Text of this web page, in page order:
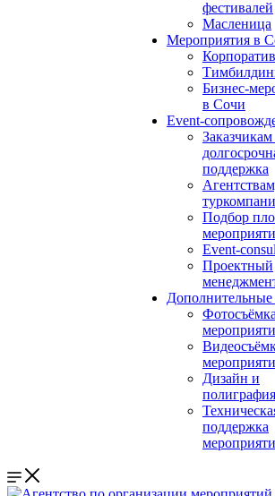
фестивалей
Масленица
Мероприятия в
Бизнес-
в Сочи
Event-
поддержка
Подбор
Event-
Проектный
Дополнительные
Дизайн и
полиграфия
поддержка